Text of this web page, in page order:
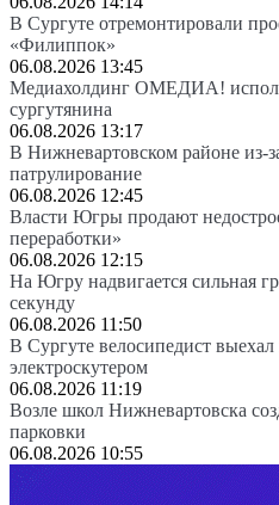
В Сургуте отремонтировали
«Филиппок»
06.08.2026 13:45
Медиахолдинг ОМЕДИА!
сургутянина
06.08.2026 13:17
В Нижневартовском районе из-
патрулирование
06.08.2026 12:45
Власти Югры продают
переработки»
06.08.2026 12:15
На Югру надвигается сильная
секунду
06.08.2026 11:50
В Сургуте велосипедист выехал
электроскутером
06.08.2026 11:19
Возле школ Нижневартовска
парковки
06.08.2026 10:55